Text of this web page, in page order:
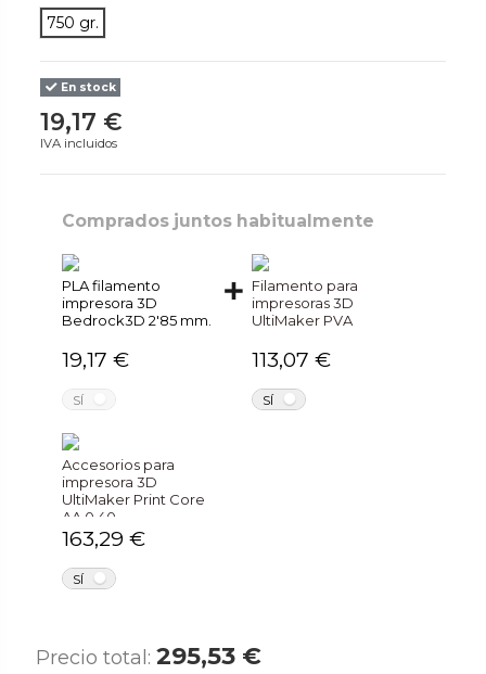
750 gr.
En stock
19,17 €
IVA incluidos
Comprados juntos habitualmente
PLA filamento
impresora 3D
Bedrock3D 2'85 mm.
19,17 €
SÍ
Filamento para
impresoras 3D
UltiMaker PVA
113,07 €
SÍ
Accesorios para
impresora 3D
UltiMaker Print Core
AA 0.40
163,29 €
SÍ
Precio total:295,53 €